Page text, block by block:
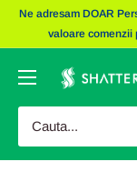
SaritiNe adresam DOAR
valoare comenzii
Obiecte
Shatter